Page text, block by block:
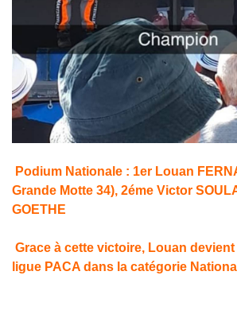
Podium Nationale : 1er Louan
Grande Motte 34), 2éme Victor
GOETHE
Grace à cette victoire, Louan
ligue PACA dans la catégorie